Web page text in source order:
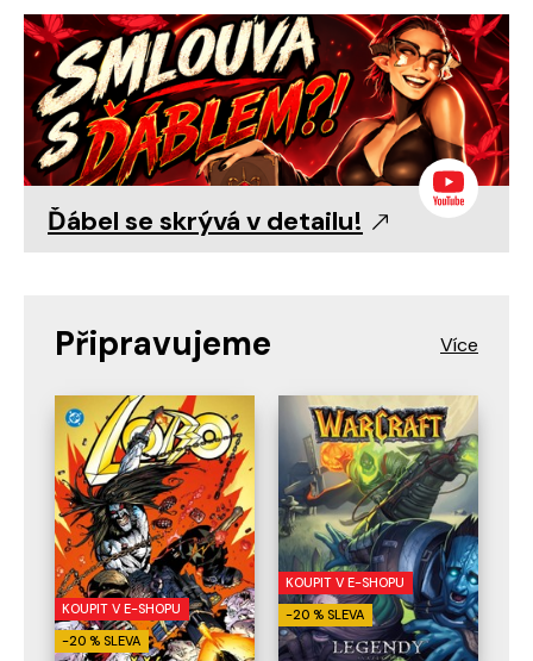
Ďábel se skrývá v detailu!
Připravujeme
KOUPIT V E-SHOPU
-20 % SLEVA
KOUPIT V E-SHOPU
-20 % SLEVA